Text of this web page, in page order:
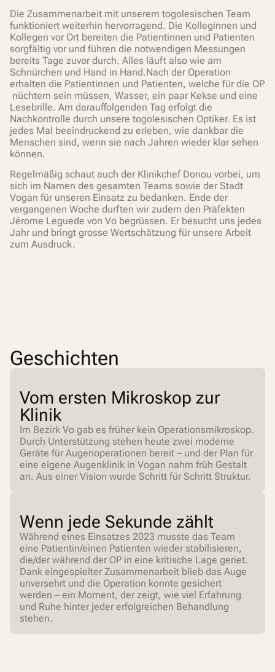
Die Zusammenarbeit mit unserem togolesischen Team
funktioniert weiterhin hervorragend. Die Kolleginnen und
Kollegen vor Ort bereiten die Patientinnen und Patienten
sorgfältig vor und führen die notwendigen Messungen
bereits Tage zuvor durch. Alles läuft also wie am
Schnürchen und Hand in Hand.Nach der Operation
erhalten die Patientinnen und Patienten, welche für die OP
nüchtern sein müssen, Wasser, ein paar Kekse und eine
Lesebrille. Am darauffolgenden Tag erfolgt die
Nachkontrolle durch unsere togolesischen Optiker. Es ist
jedes Mal beeindruckend zu erleben, wie dankbar die
Menschen sind, wenn sie nach Jahren wieder klar sehen
können.
Regelmäßig schaut auch der Klinikchef Donou vorbei, um
sich im Namen des gesamten Teams sowie der Stadt
Vogan für unseren Einsatz zu bedanken. Ende der
vergangenen Woche durften wir zudem den Präfekten
Jérome Leguede von Vo begrüssen. Er besucht uns jedes
Jahr und bringt grosse Wertschätzung für unsere Arbeit
zum Ausdruck.
Geschichten
Vom ersten Mikroskop zur
Klinik
Im Bezirk Vo gab es früher kein Operationsmikroskop.
Durch Unterstützung stehen heute zwei moderne
Geräte für Augenoperationen bereit – und der Plan für
eine eigene Augenklinik in Vogan nahm früh Gestalt
an. Aus einer Vision wurde Schritt für Schritt Struktur.
Wenn jede Sekunde zählt
Während eines Einsatzes 2023 musste das Team
eine Patientin/einen Patienten wieder stabilisieren,
die/der während der OP in eine kritische Lage geriet.
Dank eingespielter Zusammenarbeit blieb das Auge
unversehrt und die Operation konnte gesichert
werden – ein Moment, der zeigt, wie viel Erfahrung
und Ruhe hinter jeder erfolgreichen Behandlung
stehen.